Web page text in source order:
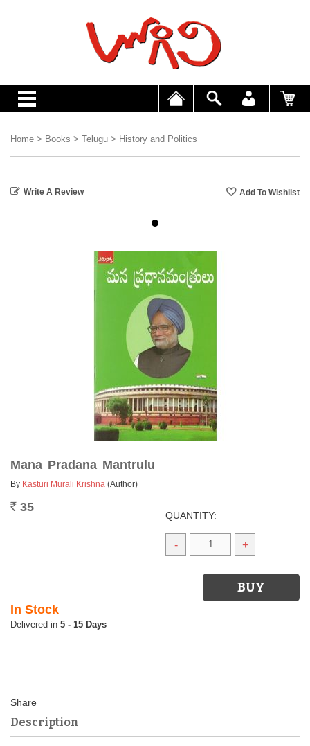
Home > Books > Telugu > History and Politics
Write A Review
Mana Pradana Mantrulu
By Kasturi Murali Krishna (Author)
Rs. 35
QUANTITY:
- +
In Stock
5 - 15 Days
Description